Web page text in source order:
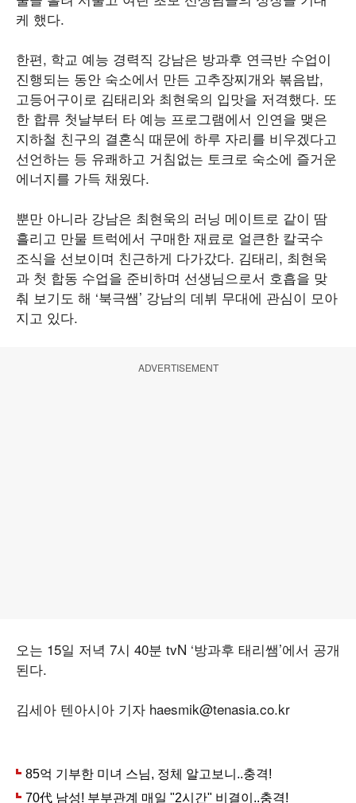
케 했다.
한편, 학교 예능 경력직 강남은 방과후 연극반 수업이
진행되는 동안 숙소에서 만든 고추장찌개와 볶음밥,
고등어구이로 김태리와 최현욱의 입맛을 저격했다. 또
한 합류 첫날부터 타 예능 프로그램에서 인연을 맺은
지하철 친구의 결혼식 때문에 하루 자리를 비우겠다고
선언하는 등 유쾌하고 거침없는 토크로 숙소에 즐거운
에너지를 가득 채웠다.
뿐만 아니라 강남은 최현욱의 러닝 메이트로 같이 땀
흘리고 만물 트럭에서 구매한 재료로 얼큰한 칼국수
조식을 선보이며 친근하게 다가갔다. 김태리, 최현욱
과 첫 합동 수업을 준비하며 선생님으로서 호흡을 맞
춰 보기도 해 ‘북극쌤’ 강남의 데뷔 무대에 관심이 모아
지고 있다.
ADVERTISEMENT
오는 15일 저녁 7시 40분 tvN ‘방과후 태리쌤’에서 공개
된다.
김세아 텐아시아 기자 haesmik@tenasia.co.kr